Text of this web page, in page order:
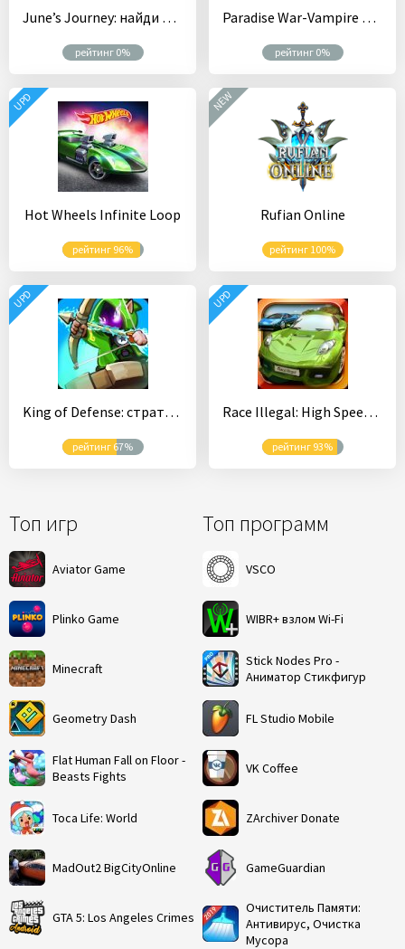
Топ игр
Aviator Game
Plinko Game
Minecraft
Geometry Dash
Flat Human Fall on Floor -
Beasts Fights
Toca Life: World
MadOut2 BigCityOnline
GTA 5: Los Angeles Crimes
Топ программ
VSCO
WIBR+ взлом Wi-Fi
Stick Nodes Pro -
Аниматор Стикфигур
FL Studio Mobile
VK Coffee
ZArchiver Donate
GameGuardian
Очиститель Памяти:
Антивирус, Очистка
Мусора
June’s Journey: найди предметы
рейтинг 0%
Paradise War-Vampire Returns
рейтинг 0%
Hot Wheels Infinite Loop
рейтинг 96%
UPD
Rufian Online
рейтинг 100%
NEW
King of Defense: стратегия –Защита башни тд
рейтинг 67%
UPD
Race Illegal: High Speed 3D
рейтинг 93%
UPD